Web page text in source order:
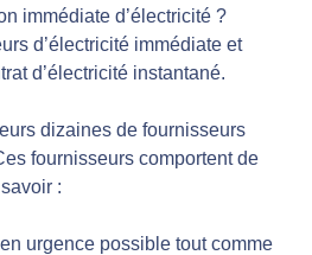
immédiate d’électricité ?
d’électricité immédiate et
d’électricité instantané.
dizaines de fournisseurs
fournisseurs comportent de
:
urgence possible tout comme